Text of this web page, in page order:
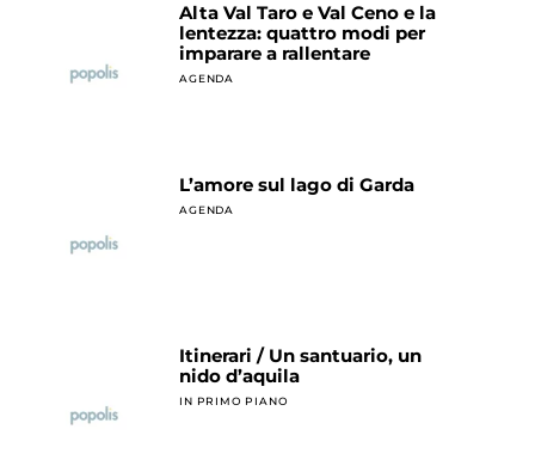
Alta Val Taro e Val Ceno e la
lentezza: quattro modi per
imparare a rallentare
AGENDA
L’amore sul lago di Garda
AGENDA
Itinerari / Un santuario, un
nido d’aquila
IN PRIMO PIANO